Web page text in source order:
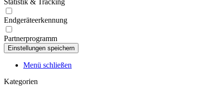
Statistik & Tracking
Endgeräteerkennung
Partnerprogramm
Menü schließen
Kategorien